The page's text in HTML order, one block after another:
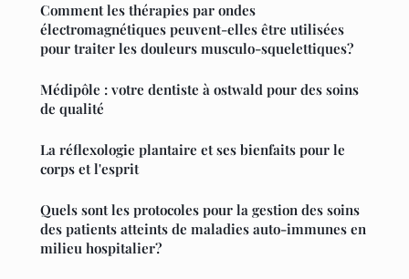
Comment les thérapies par ondes
électromagnétiques peuvent-elles être utilisées
pour traiter les douleurs musculo-squelettiques?
Médipôle : votre dentiste à ostwald pour des soins
de qualité
La réflexologie plantaire et ses bienfaits pour le
corps et l'esprit
Quels sont les protocoles pour la gestion des soins
des patients atteints de maladies auto-immunes en
milieu hospitalier?